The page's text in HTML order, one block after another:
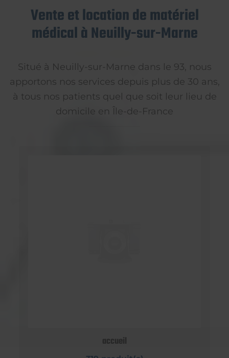
Vente et location de matériel
médical à Neuilly-sur-Marne
Situé à Neuilly-sur-Marne dans le 93, nous
apportons nos services depuis plus de 30 ans,
à tous nos patients quel que soit leur lieu de
domicile en Île-de-France
accueil